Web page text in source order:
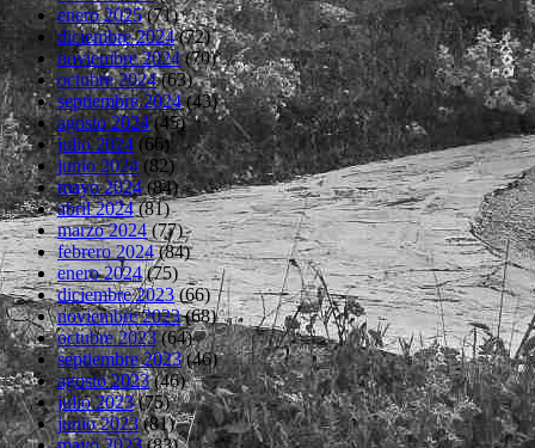
enero 2025(71)
diciembre 2024(72)
noviembre 2024(70)
octubre 2024(63)
septiembre 2024(43)
agosto 2024(45)
julio 2024 (66)
junio 2024 (82)
mayo 2024(84)
abril 2024(81)
marzo 2024(77)
febrero 2024(84)
enero 2024(75)
diciembre 2023(66)
noviembre 2023(68)
octubre 2023(64)
septiembre 2023(46)
agosto 2023(46)
julio 2023(75)
junio 2023(81)